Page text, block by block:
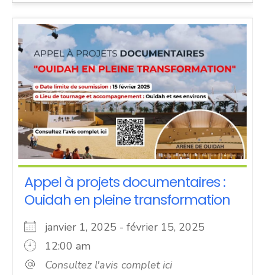
Appel à projets documentaires :
Ouidah en pleine transformation
janvier 1, 2025 - février 15, 2025
12:00 am
Consultez l'avis complet ici